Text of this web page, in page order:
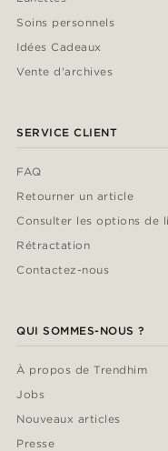
Soins personnels
Idées Cadeaux
Vente d'archives
SERVICE CLIENT
FAQ
Retourner un article
Consulter les options de
Rétractation
Contactez-nous
QUI SOMMES-NOUS ?
À propos de Trendhim
Jobs
Nouveaux articles
Presse